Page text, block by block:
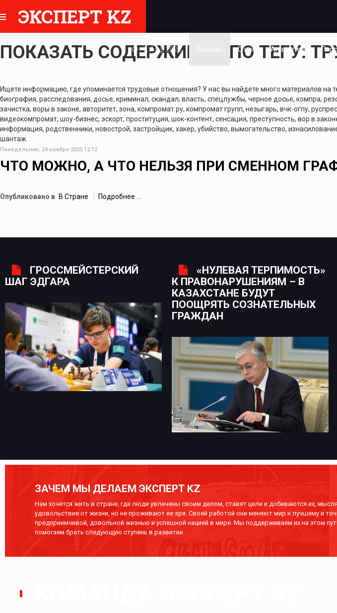
ЭКСПЕРТ KZ
7, Aug, 2026 Главная О нас Аналитика
ПОКАЗАТЬ СОДЕРЖИМОЕ ПО ТЕГУ:
Ищете информацию, где упоминается трудовые отношения? У нас вы найдете много материалов на
биография, расследования, досье, криминал, скандал, власть, спецлужбы, черное досье, компра,
зачистка, воры в законе, авторитет, зона, компромат ру, компромат групп, незыгарь, вчк-огпу,
видеокомпромат, шоу-бизнес, эскорт, проституция, шок-контент, сенсация, преступность, вор в
информация, родственники, новострой, застройщик, хакер, убийство, вымогательство,
шантаж.
Понедельник, 24 ноября 2025 12:12
ЧТО МОЖНО, А ЧТО НЕЛЬЗЯ ПРИ СМЕННОМ
Опубликовано в В Стране Подробнее ...
ГРОССМЕЙСТЕРСКИЙ
ШАГ ЭДГАРА
«НУЛЕВАЯ ТЕРПИМОСТЬ»
К ПРАВОНАРУШЕНИЯМ – В
КАЗАХСТАНЕ БУДУТ
ПООЩРЯТЬ СОЗНАТЕЛЬНЫХ
ГРАЖДАН
ЗАЧЕМ МЫ ДЕЛАЕМ ЭКСПЕРТ KZ
Нам хочется жить в стране, где люди увлечены своим делом, ставят цели и добиваются их,
удовольствие от жизни, но не проживают ее зря. Своей работой они меняют мир к лучшему и
предприимчивой, довольной жизнью и успешной нацией в мире. Мы поддерживаем их на этом
помогаем брать следующую ступень в развитии.